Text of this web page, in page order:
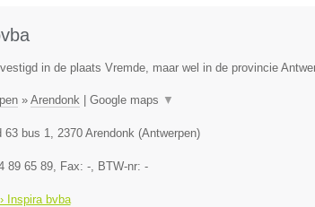
in de plaats Vremde, maar wel in de provincie
» Arendonk| Google maps ▼
63 bus 1, 2370 Arendonk(Antwerpen)
89 65 89, Fax: -, BTW-nr: -
Inspira bvba